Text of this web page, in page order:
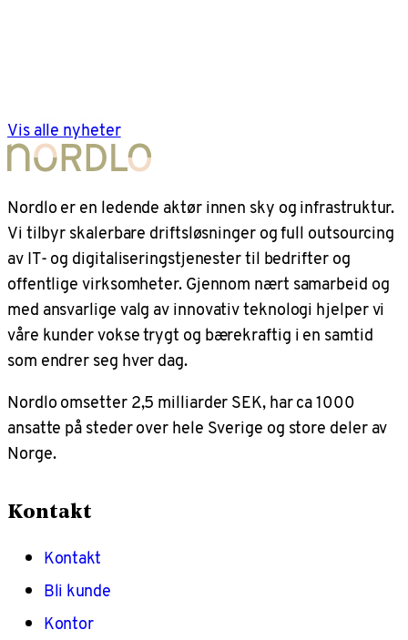
Vis alle nyheter
Nordlo er en ledende aktør innen sky og infrastruktur.
Vi tilbyr skalerbare driftsløsninger og full outsourcing
av IT- og digitaliseringstjenester til bedrifter og
offentlige virksomheter. Gjennom nært samarbeid og
med ansvarlige valg av innovativ teknologi hjelper vi
våre kunder vokse trygt og bærekraftig i en samtid
som endrer seg hver dag.
Nordlo omsetter 2,5 milliarder SEK, har ca 1000
ansatte på steder over hele Sverige og store deler av
Norge.
Kontakt
Kontakt
Bli kunde
Kontor